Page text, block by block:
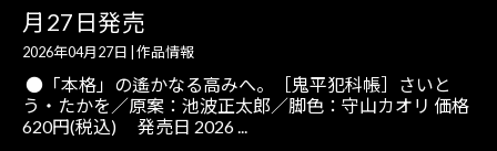
月27日発売
2026年04月27日 作品情報
●「本格」の遙かなる高みへ。［鬼平犯科帳］さいと
う・たかを／原案：池波正太郎／脚色：守山カオリ 価格
620円(税込) 発売日 2026 ...